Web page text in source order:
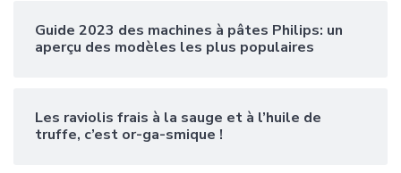
Guide 2023 des machines à pâtes Philips: un
aperçu des modèles les plus populaires
Les raviolis frais à la sauge et à l’huile de
truffe, c’est or-ga-smique !